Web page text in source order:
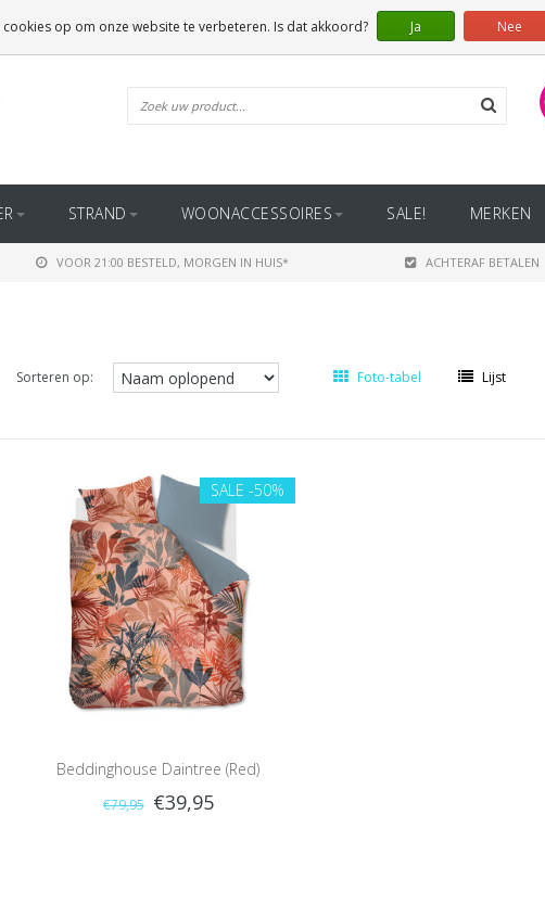
STRAND WOONACCESSOIRES SALE! MERKEN
VOOR 21:00 BESTELD, MORGEN IN HUIS* ACHTERAF BETALEN
Sorteren op: Foto-tabel Lijst
SALE -50%
Beddinghouse Daintree (Red)
€79,95 €39,95
cookies op om onze website te verbeteren. Is dat akkoord? Ja Nee